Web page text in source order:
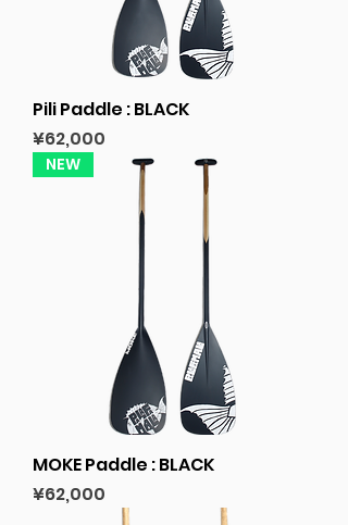
Pili Paddle : BLACK
Price
¥62,000
NEW
MOKE Paddle : BLACK
Price
¥62,000